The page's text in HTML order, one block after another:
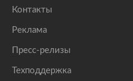
Контакты
Реклама
Пресс-релизы
Техподдержка